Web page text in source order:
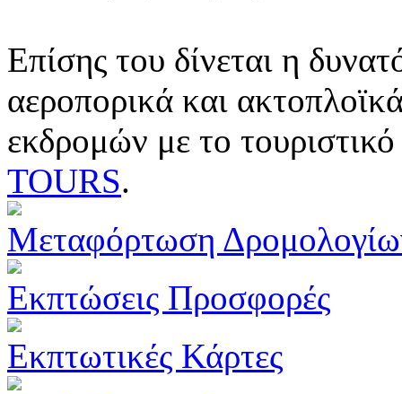
Επίσης του δίνεται η
αεροπορικά και
εκδρομών με το
TOURS.
Μεταφόρτωση
Εκπτώσεις Προσφορές
Εκπτωτικές Κάρτες